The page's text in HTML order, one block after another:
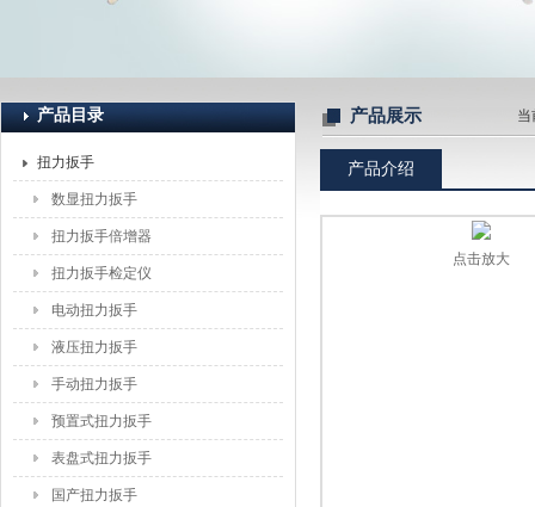
产品目录
扭力扳手
数显扭力扳手
扭力扳手倍增器
扭力扳手检定仪
电动扭力扳手
液压扭力扳手
手动扭力扳手
预置式扭力扳手
表盘式扭力扳手
国产扭力扳手
产品展示 当
产品介绍
点击放大